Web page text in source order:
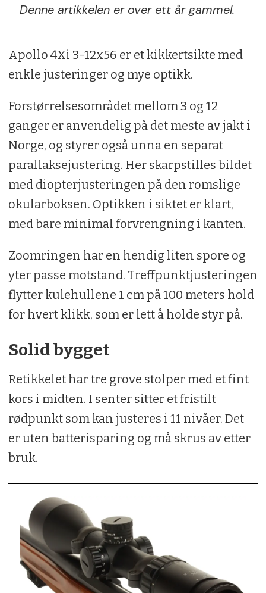
Denne artikkelen er over ett år gammel.
Apollo 4Xi 3-12x56 er et kikkertsikte med
enkle justeringer og mye optikk.
Forstørrelsesområdet mellom 3 og 12
ganger er anvendelig på det meste av jakt i
Norge, og styrer også unna en separat
parallaksejustering. Her skarpstilles bildet
med diopterjusteringen på den romslige
okularboksen. Optikken i siktet er klart,
med bare minimal forvrengning i kanten.
Zoomringen har en hendig liten spore og
yter passe motstand. Treffpunktjusteringen
flytter kulehullene 1 cm på 100 meters hold
for hvert klikk, som er lett å holde styr på.
Solid bygget
Retikkelet har tre grove stolper med et fint
kors i midten. I senter sitter et fristilt
rødpunkt som kan justeres i 11 nivåer. Det
er uten batterisparing og må skrus av etter
bruk.